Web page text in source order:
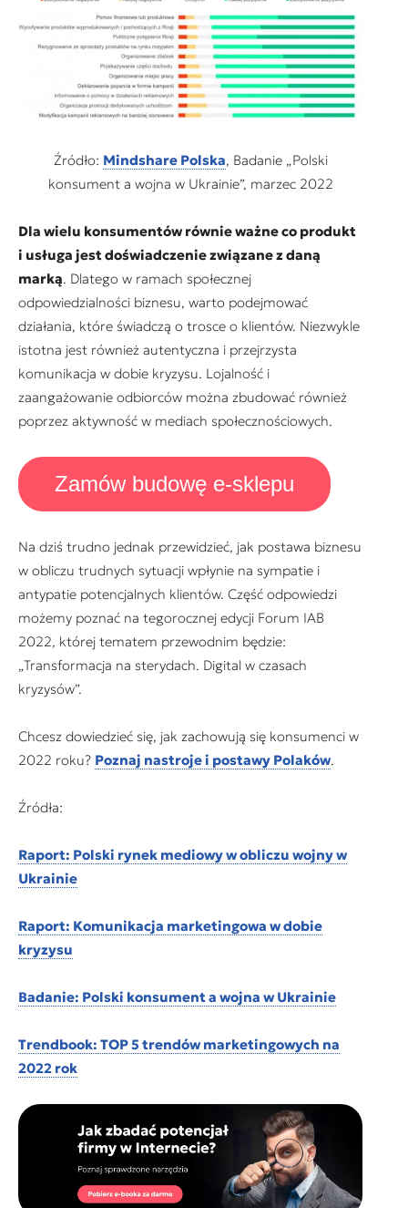
Źródło: Mindshare Polska, Badanie „Polski
konsument a wojna w Ukrainie”, marzec 2022
Dla wielu konsumentów równie ważne co produkt
i usługa jest doświadczenie związane z daną
marką. Dlatego w ramach społecznej
odpowiedzialności biznesu, warto podejmować
działania, które świadczą o trosce o klientów. Niezwykle
istotna jest również autentyczna i przejrzysta
komunikacja w dobie kryzysu. Lojalność i
zaangażowanie odbiorców można zbudować również
poprzez aktywność w mediach społecznościowych.
Zamów budowę e-sklepu
Na dziś trudno jednak przewidzieć, jak postawa biznesu
w obliczu trudnych sytuacji wpłynie na sympatie i
antypatie potencjalnych klientów. Część odpowiedzi
możemy poznać na tegorocznej edycji Forum IAB
2022, której tematem przewodnim będzie:
„Transformacja na sterydach. Digital w czasach
kryzysów”.
Chcesz dowiedzieć się, jak zachowują się konsumenci w
2022 roku? Poznaj nastroje i postawy Polaków.
Źródła:
Raport: Polski rynek mediowy w obliczu wojny w
Ukrainie
Raport: Komunikacja marketingowa w dobie
kryzysu
Badanie: Polski konsument a wojna w Ukrainie
Trendbook: TOP 5 trendów marketingowych na
2022 rok